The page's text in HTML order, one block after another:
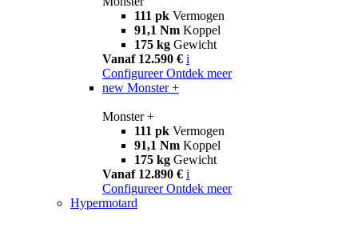
111 pk Vermogen
91,1 Nm Koppel
175 kg Gewicht
Vanaf 12.590 € i
Configureer Ontdek meer
new Monster +
Monster +
111 pk Vermogen
91,1 Nm Koppel
175 kg Gewicht
Vanaf 12.890 € i
Configureer Ontdek meer
Hypermotard